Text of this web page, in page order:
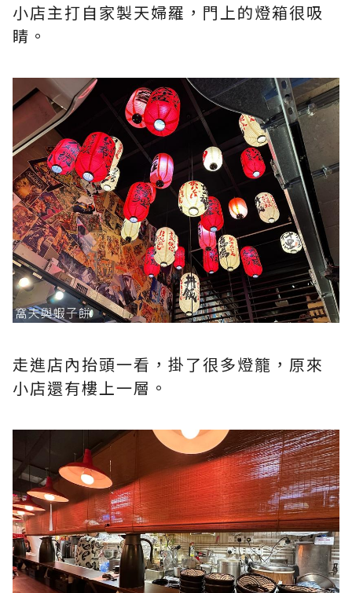
小店主打自家製天婦羅，門上的燈箱很吸
睛。
走進店內抬頭一看，掛了很多燈籠，原來
小店還有樓上一層。